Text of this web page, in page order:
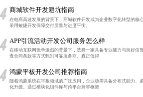
商城软件开发避坑指南
在电商高速发展的背景下，商城软件开发成为企业数字化转型的
采用敏捷开发保障交付质量与进度平衡。
APP引流活动开发公司服务怎么样
在移动互联网竞争激烈的背景下，选择一家具备专业能力与良好
查合同条款等方式甄别可靠服务商。真正值得
鸿蒙平板开发公司推荐指南
随着鸿蒙系统在平板领域的广泛应用，企业亟需具备分布式能力
化升级。通过模块化组件库与跨平台兼容框架